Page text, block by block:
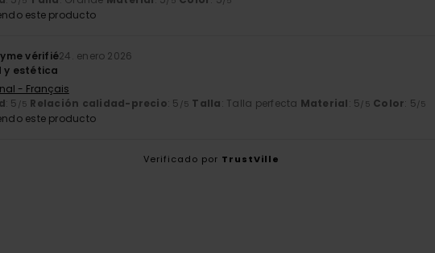
este producto
vérifié24. enero 2026
y estética
- Français
: 5 /5 Relación calidad-precio: 5 /5 Talla: Talla perfecta Material: 5/5 Color: 5/5
este producto
Verificado por TrustVille